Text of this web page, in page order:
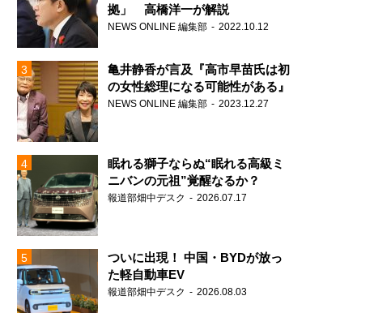
拠」 高橋洋一が解説
NEWS ONLINE 編集部 2022.10.12
亀井静香が言及『高市早苗氏は初
の女性総理になる可能性がある』
NEWS ONLINE 編集部 2023.12.27
眠れる獅子ならぬ“眠れる高級ミ
ニバンの元祖”覚醒なるか？
報道部畑中デスク 2026.07.17
ついに出現！ 中国・BYDが放っ
た軽自動車EV
報道部畑中デスク 2026.08.03